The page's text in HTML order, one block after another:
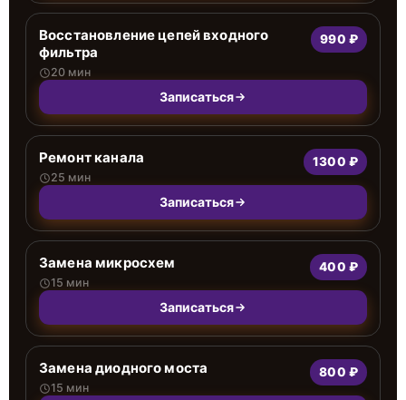
Восстановление цепей входного
фильтра
20 мин
990 ₽
Записаться
Ремонт канала
25 мин
1300 ₽
Записаться
Замена микросхем
15 мин
400 ₽
Записаться
Замена диодного моста
15 мин
800 ₽